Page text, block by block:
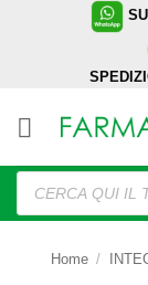
Ricerca
prodotti
Home /